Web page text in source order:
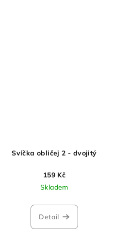
Svíčka obličej 2 - dvojitý
159 Kč
Skladem
Detail